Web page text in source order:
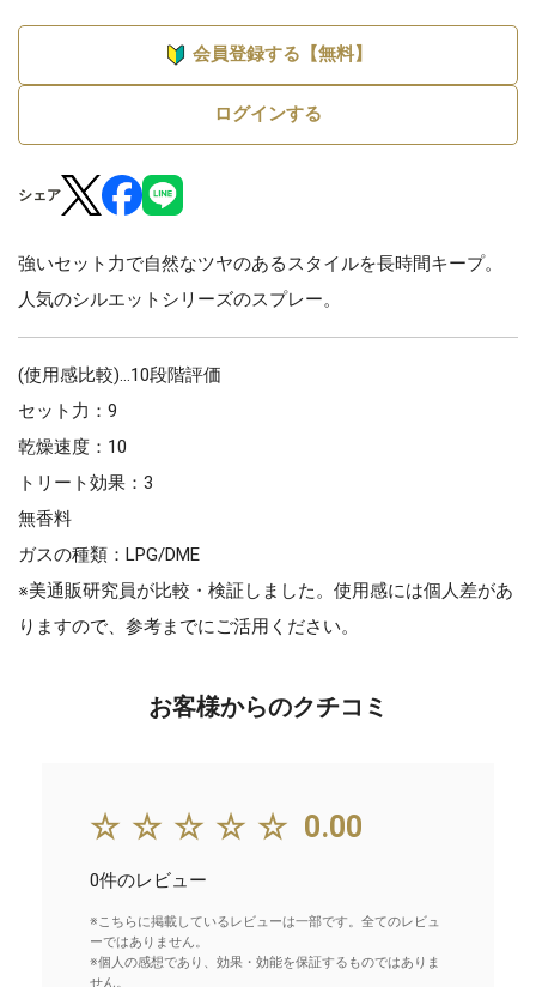
会員登録する【無料】
ログインする
シェア
強いセット力で自然なツヤのあるスタイルを長時間キープ。
人気のシルエットシリーズのスプレー。
(使用感比較)…10段階評価
セット力：9
乾燥速度：10
トリート効果：3
無香料
ガスの種類：LPG/DME
※美通販研究員が比較・検証しました。使用感には個人差があ
りますので、参考までにご活用ください。
お客様からのクチコミ
☆☆☆☆☆ 0.00
0件のレビュー
※こちらに掲載しているレビューは一部です。全てのレビュ
ーではありません。
※個人の感想であり、効果・効能を保証するものではありま
せん。